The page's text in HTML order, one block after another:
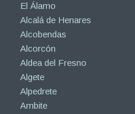
El Álamo
Alcalá de Henares
Alcobendas
Alcorcón
Aldea del Fresno
Algete
Alpedrete
Ambite